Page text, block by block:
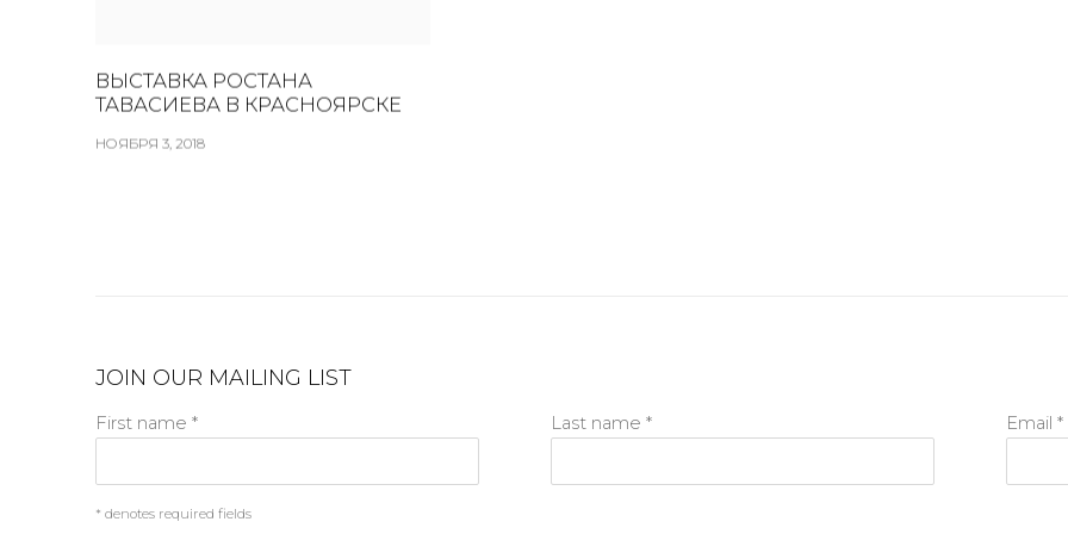
ВЫСТАВКА РОСТАНА
ТАВАСИЕВА В КРАСНОЯРСКЕ
НОЯБРЯ 3, 2018
JOIN OUR MAILING LIST
First name * Last name * Email *
* denotes required fields